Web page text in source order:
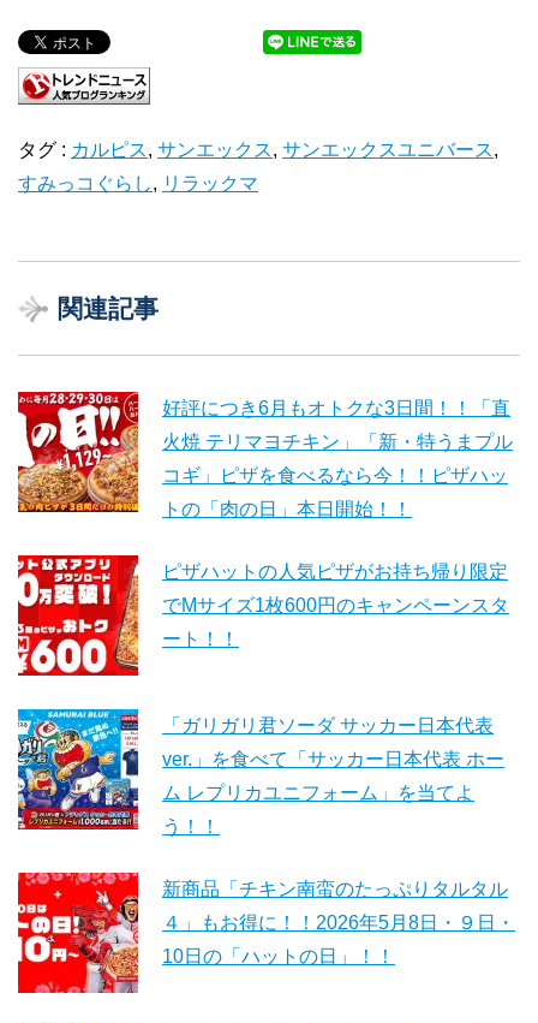
タグ : カルピス, サンエックス, サンエックスユニバース,
すみっコぐらし, リラックマ
関連記事
好評につき6月もオトクな3日間！！「直
火焼 テリマヨチキン」「新・特うまプル
コギ」ピザを食べるなら今！！ピザハッ
トの「肉の日」本日開始！！
ピザハットの人気ピザがお持ち帰り限定
でMサイズ1枚600円のキャンペーンスタ
ート！！
「ガリガリ君ソーダ サッカー日本代表
ver.」を食べて「サッカー日本代表 ホー
ム レプリカユニフォーム」を当てよ
う！！
新商品「チキン南蛮のたっぷりタルタル
４」もお得に！！2026年5月8日・９日・
10日の「ハットの日」！！